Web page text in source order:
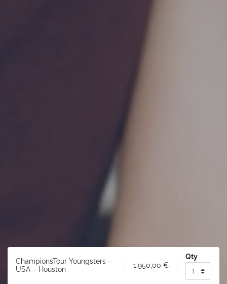
ChampionsTour Youngsters –
USA – Houston
1.950,00 €
Qty